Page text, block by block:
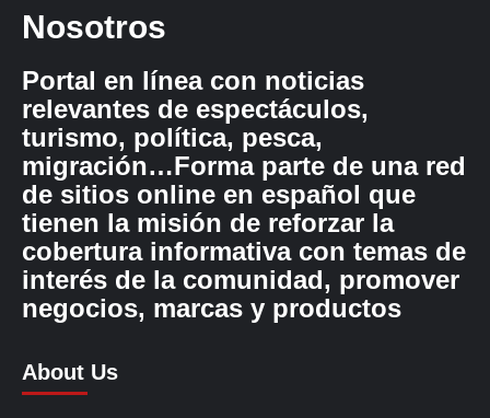
Nosotros
Portal en línea con noticias
relevantes de espectáculos,
turismo, política, pesca,
migración…Forma parte de una red
de sitios online en español que
tienen la misión de reforzar la
cobertura informativa con temas de
interés de la comunidad, promover
negocios, marcas y productos
About Us